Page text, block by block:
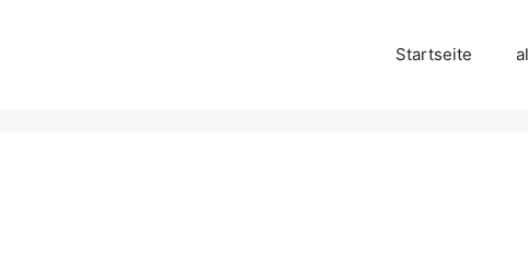
Startseite